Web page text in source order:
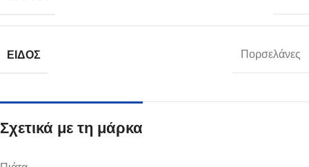
ΕΊΔΟΣ Πορσελάνες
Σχετικά με τη μάρκα